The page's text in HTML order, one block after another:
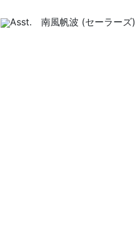
Asst. 南風帆波 (セーラーズ)